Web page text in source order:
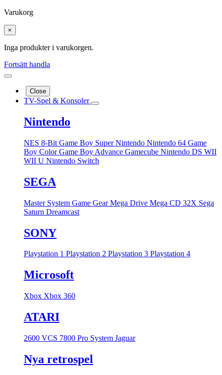
Varukorg
×
Inga produkter i varukorgen.
Fortsätt handla
Close
TV-Spel & Konsoler
Nintendo
NES 8-Bit Game Boy Super Nintendo Nintendo 64 Game
Boy ColorGame Boy Advance Gamecube Nintendo DS WII
WII U Nintendo Switch
SEGA
Master System Game GearMega Drive Mega CD 32X Sega
Saturn Dreamcast
SONY
Playstation 1 Playstation 2 Playstation 3 Playstation 4
Microsoft
Xbox Xbox 360
ATARI
2600 VCS 7800 Pro System Jaguar
Nya retrospel